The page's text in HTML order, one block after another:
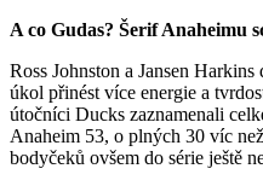
A co Gudas? Šerif Anaheimu
Ross Johnston a Jansen
úkol přinést více energie a
útočníci Ducks zaznamenali
Anaheim 53, o plných 30 víc
bodyčeků ovšem do série ještě